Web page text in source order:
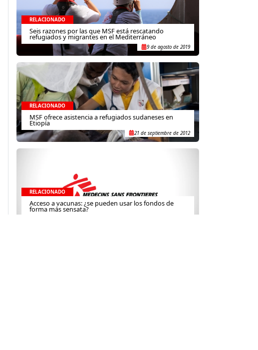
RELACIONADO
Seis razones por las que MSF está rescatando
refugiados y migrantes en el Mediterráneo
9 de agosto de 2019
RELACIONADO
MSF ofrece asistencia a refugiados sudaneses en
Etiopía
21 de septiembre de 2012
RELACIONADO
Acceso a vacunas: ¿se pueden usar los fondos de
forma más sensata?